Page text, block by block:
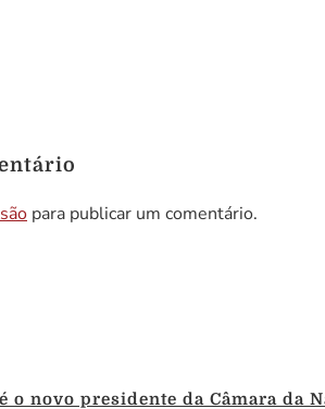
para publicar um comentário.
o novo presidente da Câmara da